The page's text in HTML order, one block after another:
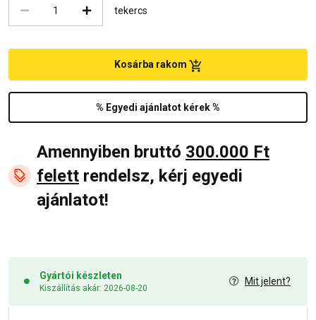
tekercs
% Egyedi ajánlatot kérek %
Kosárba rakom
Amennyiben bruttó 300.000 Ft
felett rendelsz, kérj egyedi
ajánlatot!
Gyártói készleten
Kiszállítás akár: 2026-08-20
Mit jelent?